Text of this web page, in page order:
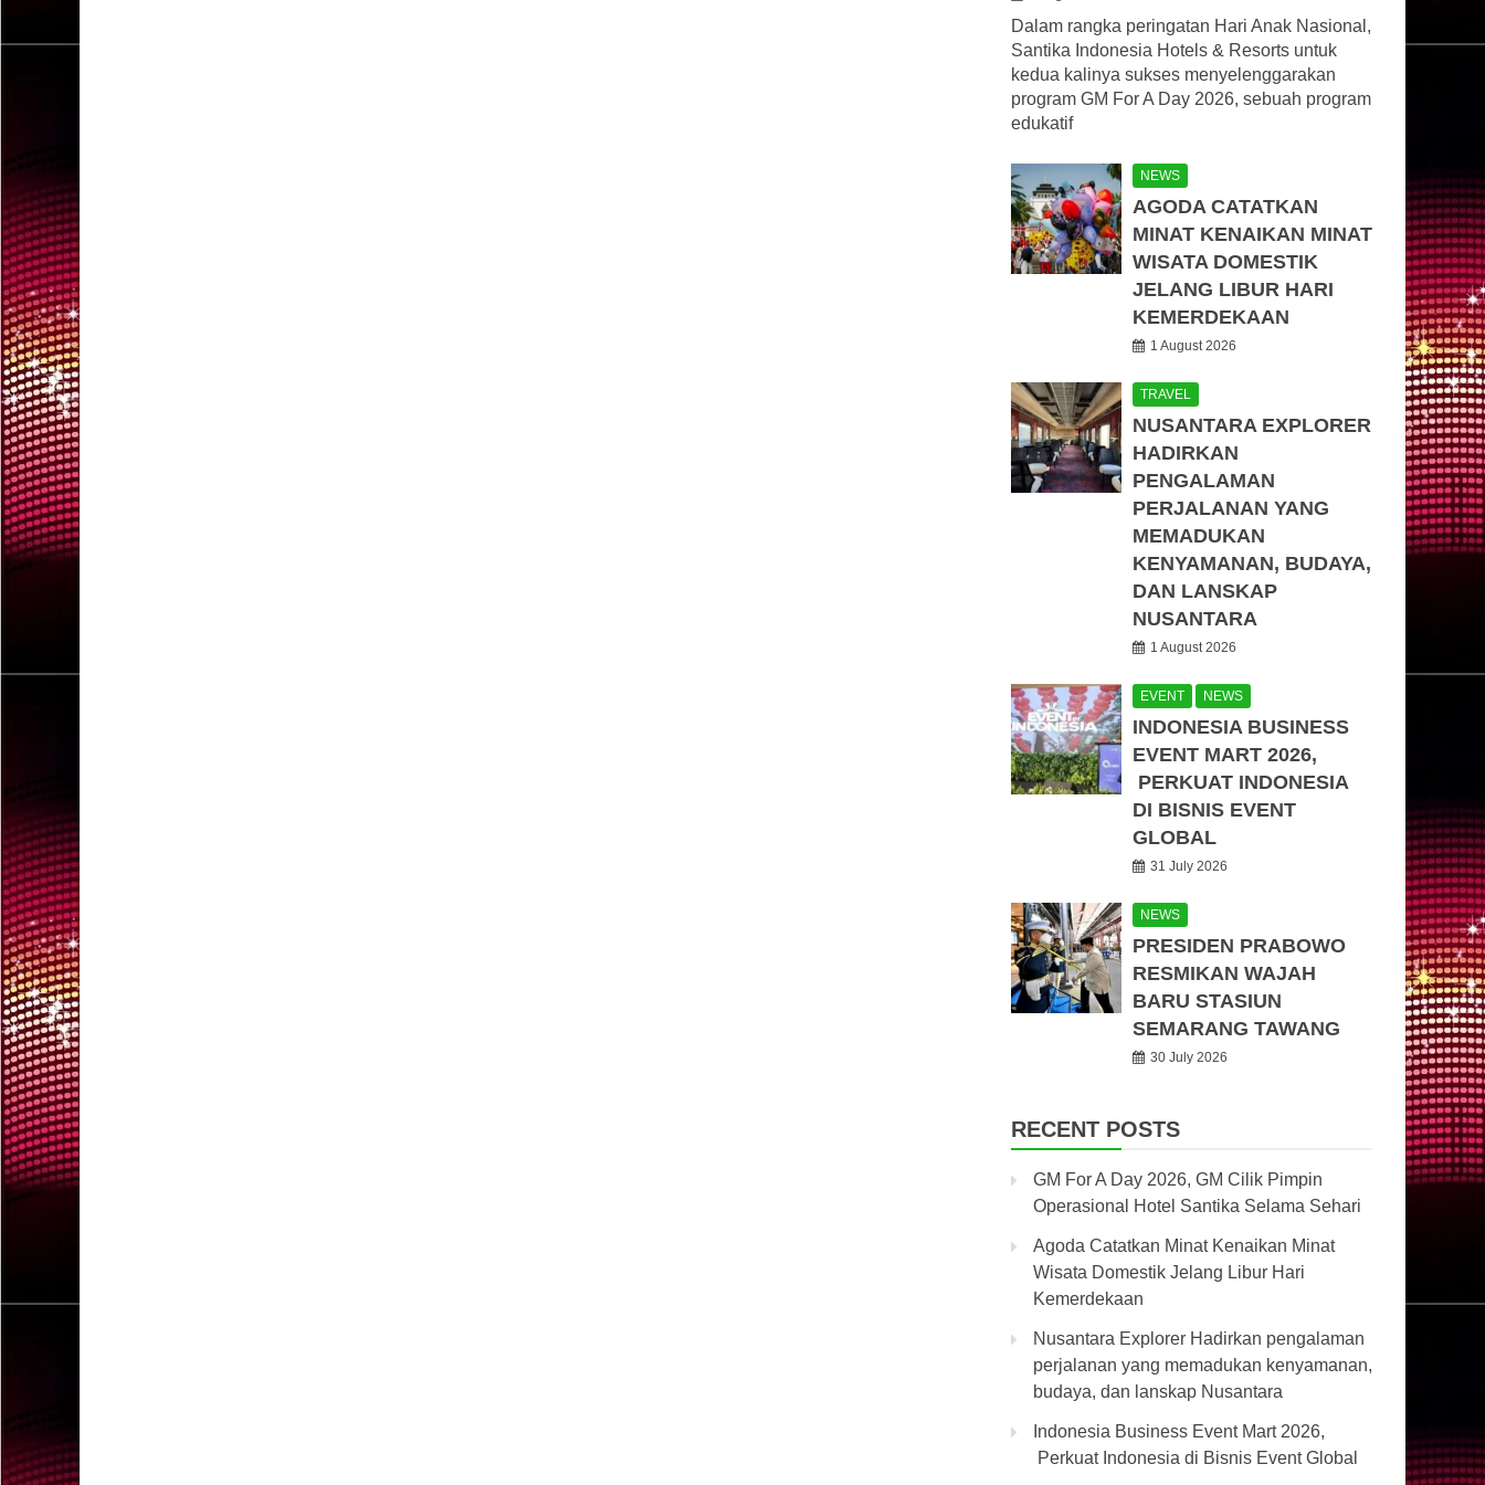
Dalam rangka peringatan Hari Anak Nasional,
Santika Indonesia Hotels & Resorts untuk
kedua kalinya sukses menyelenggarakan
program GM For A Day 2026, sebuah program
edukatif
NEWS
AGODA CATATKAN
MINAT KENAIKAN MINAT
WISATA DOMESTIK
JELANG LIBUR HARI
KEMERDEKAAN
1 August 2026
TRAVEL
NUSANTARA EXPLORER
HADIRKAN
PENGALAMAN
PERJALANAN YANG
MEMADUKAN
KENYAMANAN, BUDAYA,
DAN LANSKAP
NUSANTARA
1 August 2026
EVENT NEWS
INDONESIA BUSINESS
EVENT MART 2026,
PERKUAT INDONESIA
DI BISNIS EVENT
GLOBAL
31 July 2026
NEWS
PRESIDEN PRABOWO
RESMIKAN WAJAH
BARU STASIUN
SEMARANG TAWANG
30 July 2026
RECENT POSTS
GM For A Day 2026, GM Cilik Pimpin
Operasional Hotel Santika Selama Sehari
Agoda Catatkan Minat Kenaikan Minat
Wisata Domestik Jelang Libur Hari
Kemerdekaan
Nusantara Explorer Hadirkan pengalaman
perjalanan yang memadukan kenyamanan,
budaya, dan lanskap Nusantara
Indonesia Business Event Mart 2026,
Perkuat Indonesia di Bisnis Event Global